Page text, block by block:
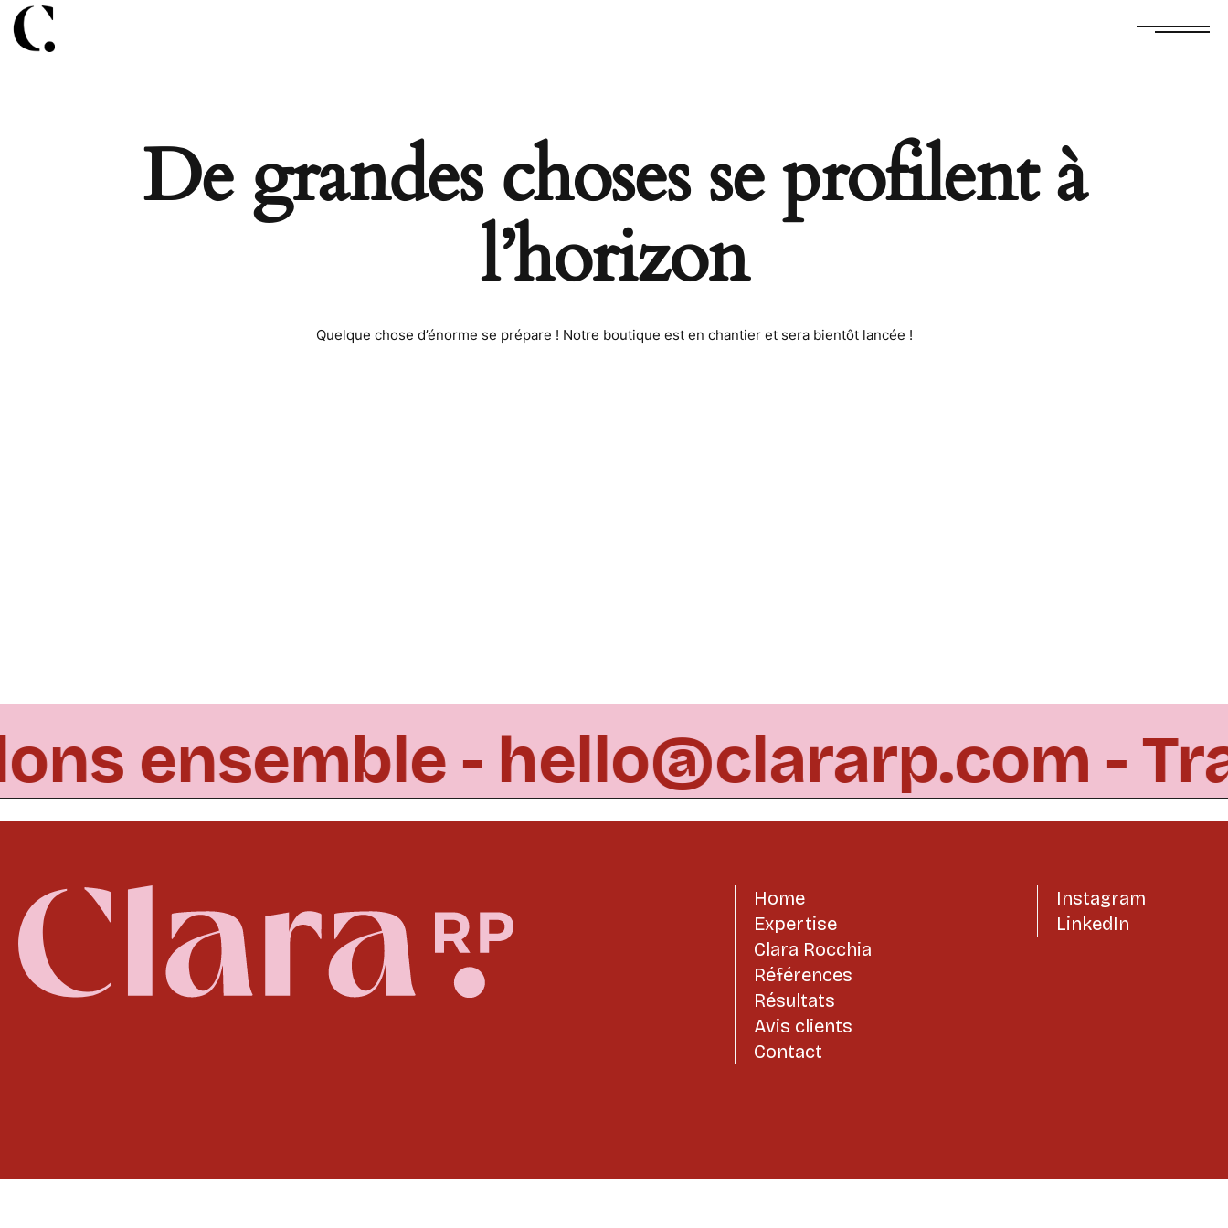
De grandes choses se profilent à
l’horizon
Quelque chose d’énorme se prépare ! Notre boutique est en chantier et sera bientôt lancée !
ensemble -hello@clararp.com -
Home
Expertise
Clara Rocchia
Références
Résultats
Avis clients
Contact
Instagram
LinkedIn